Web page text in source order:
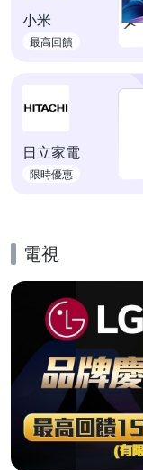
小米
最高回饋
日立家電
限時優惠
電視